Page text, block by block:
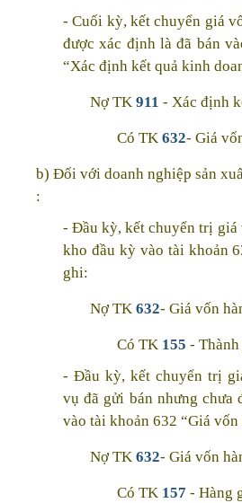
- Cuối kỳ, kết chuyển giá
được xác định là đã bán
“Xác định kết quả kinh
Nợ TK 911 - Xác định
Có TK 632- Giá
b) Đối với doanh nghiệp sản
:
- Đầu kỳ, kết chuyển trị giá
kho đầu kỳ vào tài khoản
ghi:
Nợ TK 632- Giá vốn
Có TK 155 - Thành
- Đầu kỳ, kết chuyển trị
vụ đã gửi bán nhưng chưa
vào tài khoản 632 “Giá vốn
Nợ TK 632- Giá vốn
Có TK 157 - Hàng